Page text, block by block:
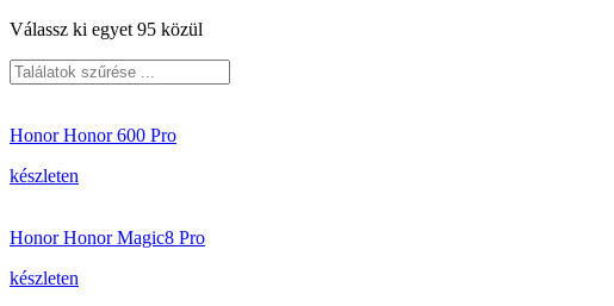
Válassz ki egyet 95 közül
Honor Honor 600 Pro
készleten
Honor Honor Magic8 Pro
készleten